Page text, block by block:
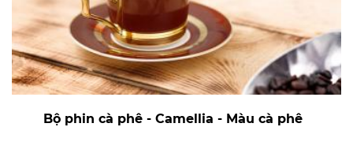
Bộ phin cà phê - Camellia - Màu cà phê